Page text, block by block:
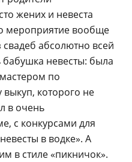
жених и невеста
мероприятие вообще
абсолютно всей
невесты: была
по
которого не
в очень
с конкурсами для
в водке». А
в стиле «пикничок».